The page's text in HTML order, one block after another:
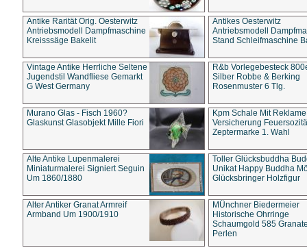
Antike Rarität Orig. Oesterwitz
Antriebsmodell Dampfmaschine
Kreisssäge Bakelit
Antikes Oesterwitz
Antriebsmodell
Stand Schleifmaschine
Vintage Antike Herrliche Seltene
Jugendstil Wandfliese Gemarkt
G West Germany
R&b Vorlegebesteck
Silber Robbe & Berking
Rosenmuster 6 Tlg.
Murano Glas - Fisch 1960?
Glaskunst Glasobjekt Mille Fiori
Kpm Schale Mit Reklame
Versicherung
Zeptermarke 1. Wahl
Alte Antike Lupenmalerei
Miniaturmalerei Signiert Seguin
Um 1860/1880
Toller Glücksbuddha
Unikat Happy Buddha
Glücksbringer Holzfigur
Alter Antiker Granat Armreif
Armband Um 1900/1910
MÜnchner Biedermeier
Historische Ohrringe
Schaumgold 585
Perlen